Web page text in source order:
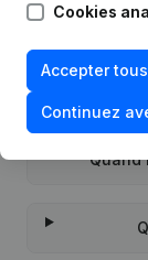
Quand
Cookies
Accepter
Continuez